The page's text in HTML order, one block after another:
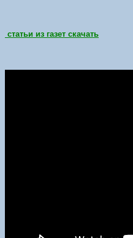
статьи из газет скачать